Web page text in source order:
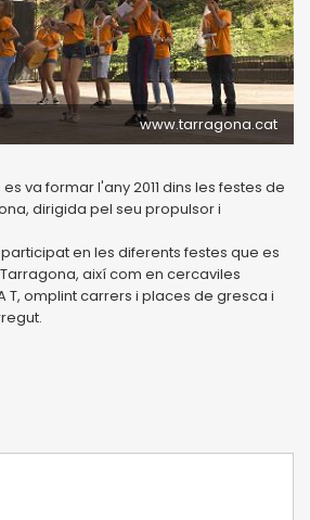
www.tarragona.cat
va formar l'any 2011 dins les festes de
dirigida pel seu propulsor i
en les diferents festes que es
així com en cercaviles
T, omplint carrers i places de gresca i